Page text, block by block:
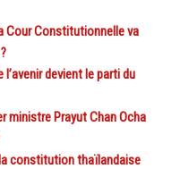
Cour Constitutionnelle va
l’avenir devient le parti du
ministre Prayut Chan Ocha
la constitution thaïlandaise